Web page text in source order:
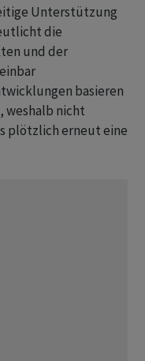
Unterstützung
die
und der
basieren
weshalb nicht
plötzlich erneut eine